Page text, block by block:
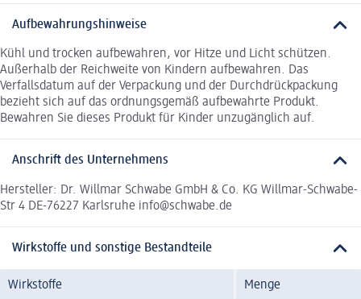
Aufbewahrungshinweise
Kühl und trocken aufbewahren, vor Hitze und Licht schützen.
Außerhalb der Reichweite von Kindern aufbewahren. Das
Verfallsdatum auf der Verpackung und der Durchdrückpackung
bezieht sich auf das ordnungsgemäß aufbewahrte Produkt.
Bewahren Sie dieses Produkt für Kinder unzugänglich auf.
Anschrift des Unternehmens
Hersteller: Dr. Willmar Schwabe GmbH & Co. KG Willmar-Schwabe-
Str 4 DE-76227 Karlsruhe info@schwabe.de
Wirkstoffe und sonstige Bestandteile
Wirkstoffe Menge